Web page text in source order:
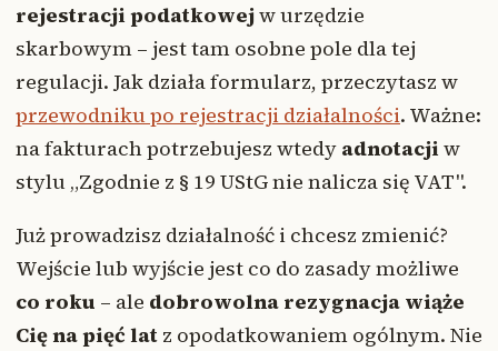
rejestracji podatkowejw urzędzie
skarbowym – jest tam osobne pole dla tej
regulacji. Jak działa formularz, przeczytasz w
przewodniku po rejestracji działalności. Ważne:
na fakturach potrzebujesz wtedy adnotacjiw
stylu „Zgodnie z § 19 UStG nie nalicza się VAT".
Już prowadzisz działalność i chcesz zmienić?
Wejście lub wyjście jest co do zasady możliwe
co roku – ale dobrowolna rezygnacja wiąże
Cię na pięć lat z opodatkowaniem ogólnym. Nie